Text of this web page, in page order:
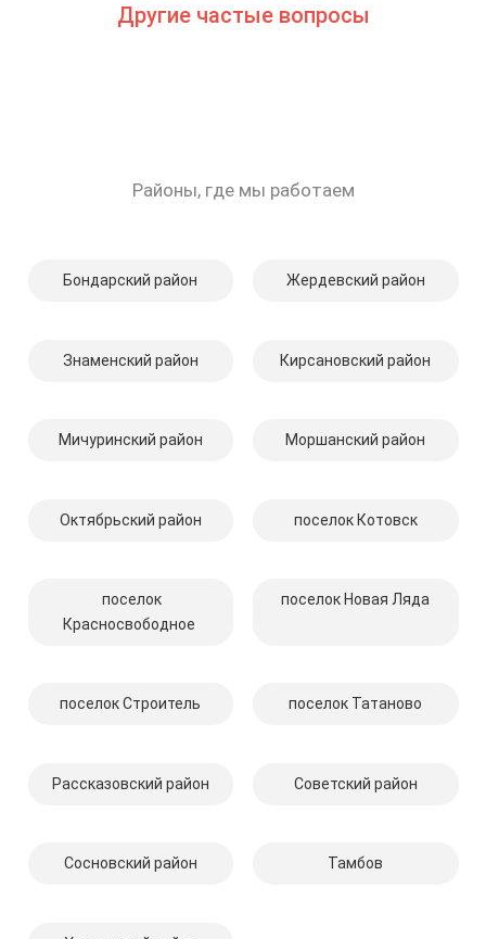
Другие частые вопросы
Районы, где мы работаем
Бондарский район Жердевский район
Знаменский район Кирсановский район
Мичуринский район Моршанский район
Октябрьский район поселок Котовск
поселок
Красносвободное
поселок Новая Ляда
поселок Строитель поселок Татаново
Рассказовский район Советский район
Сосновский район Тамбов